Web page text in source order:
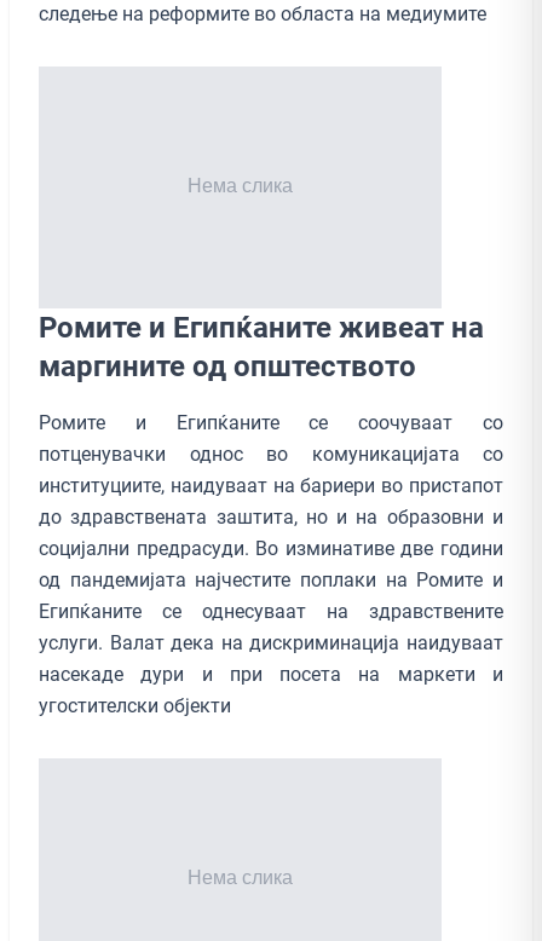
следење на реформите во областа на медиумите
Ромите и Египќаните живеат на
маргините од општеството
Ромите и Египќаните се соочуваат со
потценувачки однос во комуникацијата со
институциите, наидуваат на бариери во пристапот
до здравствената заштита, но и на образовни и
социјални предрасуди. Во изминативе две години
од пандемијата најчестите поплаки на Ромите и
Египќаните се однесуваат на здравствените
услуги. Валат дека на дискриминација наидуваат
насекаде дури и при посета на маркети и
угостителски објекти